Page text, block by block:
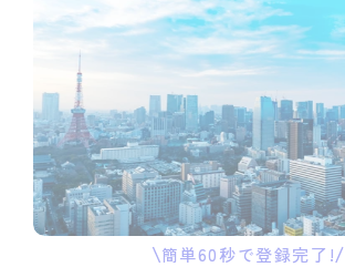
簡単60秒で登録完了!